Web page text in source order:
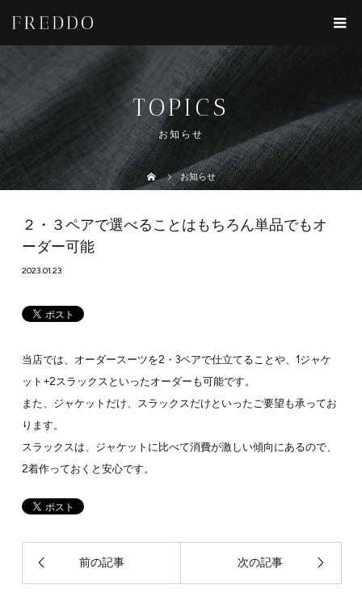
TOPICS
お知らせ
お知らせ
２・３ペアで選べることはもちろん単品でもオ
ーダー可能
2023.01.23
当店では、オーダースーツを2・3ペアで仕立てることや、1ジャケ
ット+2スラックスといったオーダーも可能です。
また、ジャケットだけ、スラックスだけといったご要望も承ってお
ります。
スラックスは、ジャケットに比べて消費が激しい傾向にあるので、
2着作っておくと安心です。
前の記事 次の記事